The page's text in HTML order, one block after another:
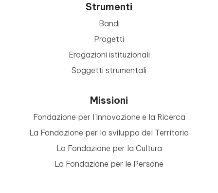
Strumenti
Bandi
Progetti
Erogazioni istituzionali
Soggetti strumentali
Missioni
Fondazione per l’Innovazione e la Ricerca
La Fondazione per lo sviluppo del Territorio
La Fondazione per la Cultura
La Fondazione per le Persone